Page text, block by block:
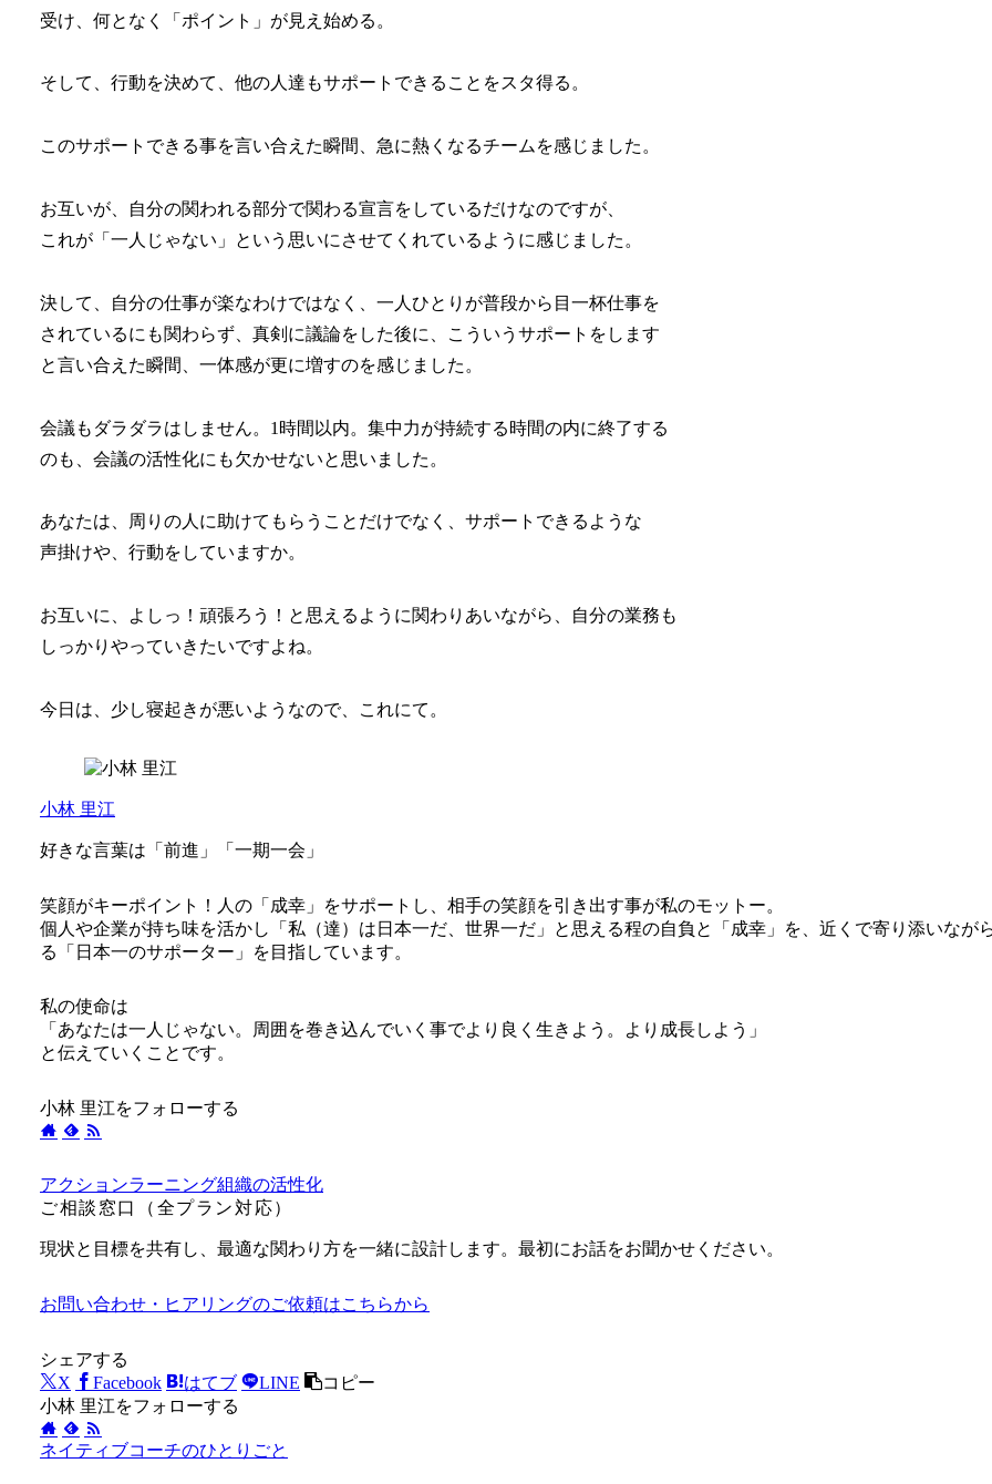
受け、何となく「ポイント」が見え始める。
そして、行動を決めて、他の人達もサポートできることをスタ得る。
このサポートできる事を言い合えた瞬間、急に熱くなるチームを感じました。
お互いが、自分の関われる部分で関わる宣言をしているだけなのですが、
これが「一人じゃない」という思いにさせてくれているように感じました。
決して、自分の仕事が楽なわけではなく、一人ひとりが普段から目一杯仕事を
されているにも関わらず、真剣に議論をした後に、こういうサポートをします
と言い合えた瞬間、一体感が更に増すのを感じました。
会議もダラダラはしません。1時間以内。集中力が持続する時間の内に終了する
のも、会議の活性化にも欠かせないと思いました。
あなたは、周りの人に助けてもらうことだけでなく、サポートできるような
声掛けや、行動をしていますか。
お互いに、よしっ！頑張ろう！と思えるように関わりあいながら、自分の業務も
しっかりやっていきたいですよね。
今日は、少し寝起きが悪いようなので、これにて。
小林 里江
好きな言葉は「前進」「一期一会」
笑顔がキーポイント！人の「成幸」をサポートし、相手の笑顔を引き出す事が私のモットー。
個人や企業が持ち味を活かし「私（達）は日本一だ、世界一だ」と思える程の自負と「成幸」を、近くで寄り添いなが
る「日本一のサポーター」を目指しています。
私の使命は
「あなたは一人じゃない。周囲を巻き込んでいく事でより良く生きよう。より成長しよう」
と伝えていくことです。
小林 里江をフォローする
アクションラーニング組織の活性化
ご相談窓口（全プラン対応）
現状と目標を共有し、最適な関わり方を一緒に設計します。最初にお話をお聞かせください。
お問い合わせ・ヒアリングのご依頼はこちらから
シェアする
X
Facebook はてブ LINE
コピー
小林 里江をフォローする
ネイティブコーチのひとりごと